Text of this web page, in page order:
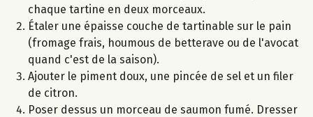
chaque tartine en deux morceaux.
Étaler une épaisse couche de tartinable sur le pain
(fromage frais, houmous de betterave ou de l'avocat
quand c'est de la saison).
Ajouter le piment doux, une pincée de sel et un filer
de citron.
Poser dessus un morceau de saumon fumé. Dresser